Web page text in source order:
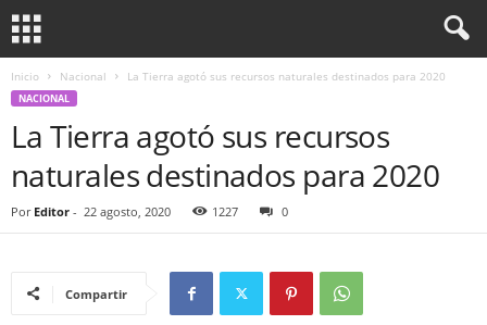
Inicio Nacional La Tierra agotó sus recursos naturales destinados para 2020
NACIONAL
La Tierra agotó sus recursos
naturales destinados para 2020
Por Editor - 22 agosto, 2020 1227 0
Compartir